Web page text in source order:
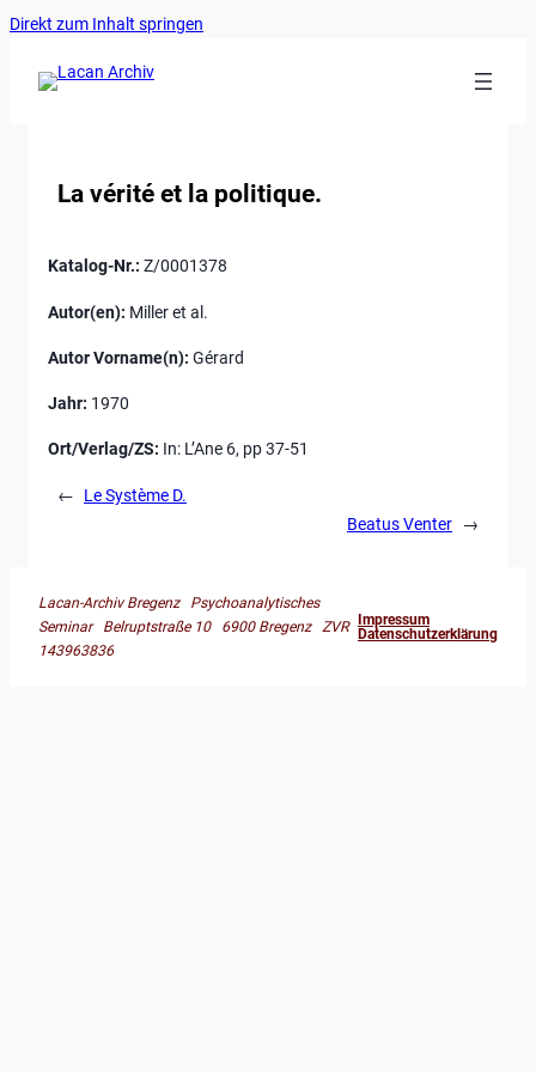
Direkt zum Inhalt springen
La vérité et la politique.
Katalog-Nr.: Z/0001378
Autor(en): Miller et al.
Autor Vorname(n): Gérard
Jahr: 1970
Ort/Verlag/ZS: In: L’Ane 6, pp 37-51
←
Le Système D.
Beatus Venter
→
Lacan-Archiv Bregenz Psychoanalytisches
Seminar Belruptstraße 10 6900 Bregenz ZVR
143963836
Impressum
Datenschutzerklärung